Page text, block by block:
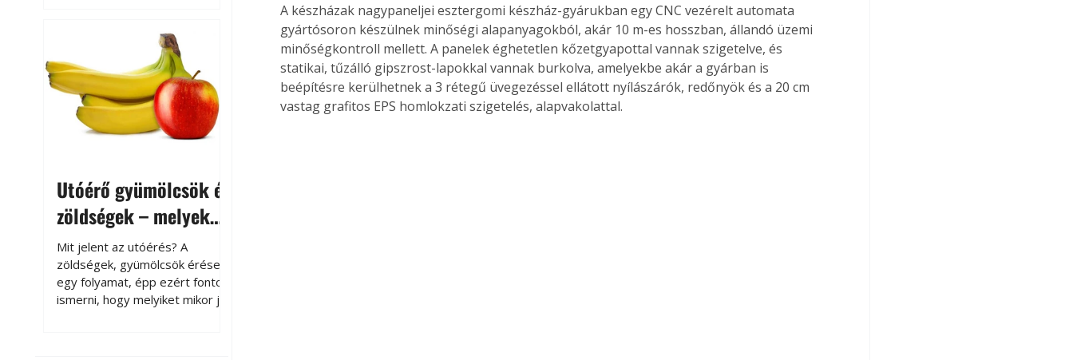
kertészkedés sokak számára
kikapcsolódást és feltöltődést
is jelent.
Utóérő gyümölcsök és
zöldségek – melyek
érnek tovább leszedés
után?
Mit jelent az utóérés? A
zöldségek, gyümölcsök érése
egy folyamat, épp ezért fontos
ismerni, hogy melyiket mikor jó
A készházak nagypaneljei esztergomi készház-gyárukban egy CNC vezérelt automata
gyártósoron készülnek minőségi alapanyagokból, akár 10 m-es hosszban, állandó üzemi
minőségkontroll mellett. A panelek éghetetlen kőzetgyapottal vannak szigetelve, és
statikai, tűzálló gipszrost-lapokkal vannak burkolva, amelyekbe akár a gyárban is
beépítésre kerülhetnek a 3 rétegű üvegezéssel ellátott nyílászárók, redőnyök és a 20 cm
vastag grafitos EPS homlokzati szigetelés, alapvakolattal.